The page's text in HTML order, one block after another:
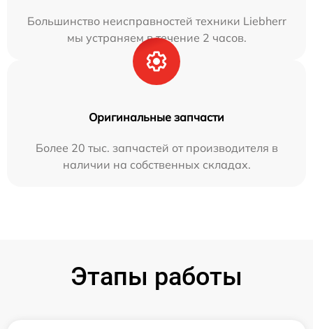
Большинство неисправностей техники Liebherr
мы устраняем в течение 2 часов.
Оригинальные запчасти
Более 20 тыс. запчастей от производителя в
наличии на собственных складах.
Этапы работы